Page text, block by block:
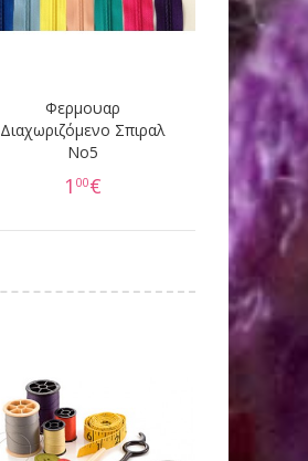
Φερμουαρ
Διαχωριζόμενο Σπιραλ
No5
1 00€